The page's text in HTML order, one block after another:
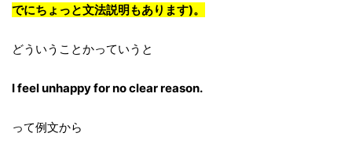
でにちょっと文法説明もあります)。
どういうことかっていうと
I feel unhappy for no clear reason.
って例文から